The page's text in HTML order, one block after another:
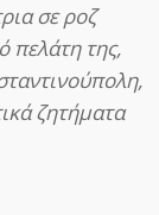
σε ροζ
πελάτη της,
ζητήματα